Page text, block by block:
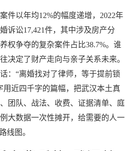
件以年均12%的幅度递增，2022年
诉讼17,421件，其中涉及房产分
权争夺的复杂案件占比38.7%。谁
决定了财产走向与亲子关系未来。
：“离婚找对了律师，等于提前锁
用近四千字的篇幅，把武汉本土真
团队、战法、收费、证据清单、庭
大数据一次性摊开，给需要的人一
线图。